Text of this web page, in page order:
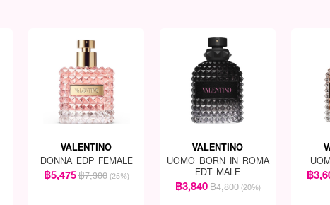
VALENTINO
DONNA EDP FEMALE
฿5,475฿7,300 (25%)
VALENTINO
UOMO BORN IN ROMA
EDT MALE
฿3,840฿4,800 (20%)
฿